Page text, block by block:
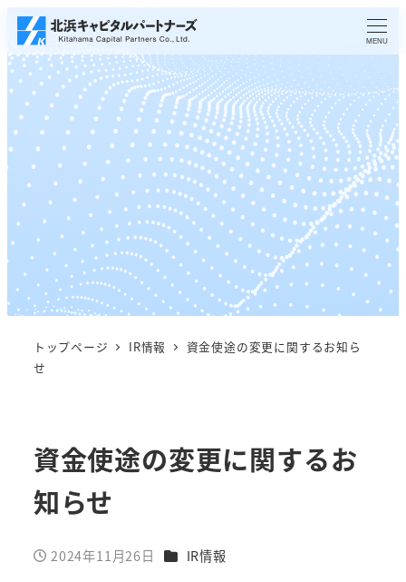
メ
イ
ン
コ
ン
テ
ン
へ
移
MENU
トップページ IR情報
資金使途の変更に関するお知ら
せ
資金使途の変更に関するお
知らせ
投稿日
2024年11月26日 カテゴリー
IR情報